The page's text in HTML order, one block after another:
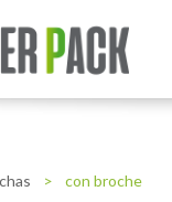
> con broche